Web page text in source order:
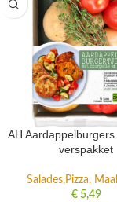
AH
verspakket
Salades,Pizza,
€5,49